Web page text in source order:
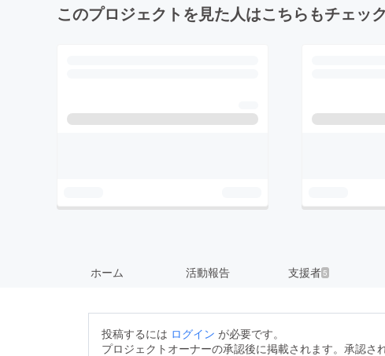
このプロジェクトを見た人はこちらもチェッ
ホーム 活動報告 支援者5
投稿するには ログイン が必要です。
プロジェクトオーナーの承認後に掲載されます。承認さ